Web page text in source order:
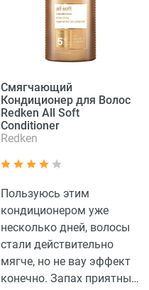
Смягчающий
Кондиционер для Волос
Redken All Soft
Conditioner
Redken
Пользуюсь этим
кондиционером уже
несколько дней, волосы
стали действительно
мягче, но не вау эффект
конечно. Запах приятный,